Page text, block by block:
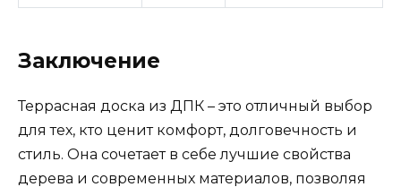
Заключение
Террасная доска из ДПК – это отличный выбор
для тех, кто ценит комфорт, долговечность и
стиль. Она сочетает в себе лучшие свойства
дерева и современных материалов, позволяя